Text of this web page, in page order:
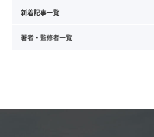
新着記事一覧
著者・監修者一覧